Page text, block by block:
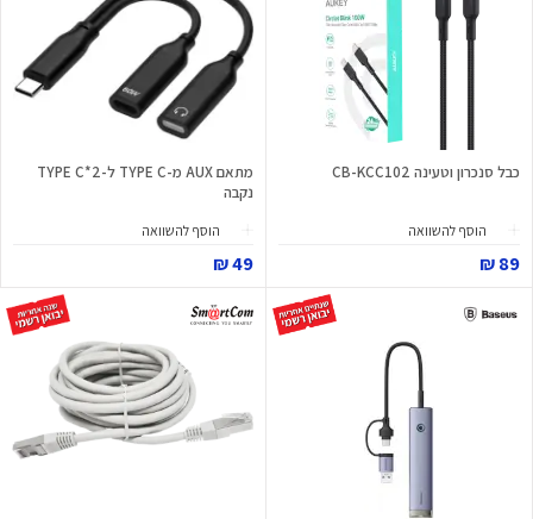
כבל סנכרון וטעינה CB-KCC102
הוסף להשוואה
89 ₪
מתאם AUX מ-TYPE C ל-2*TYPE C
נקבה
הוסף להשוואה
49 ₪